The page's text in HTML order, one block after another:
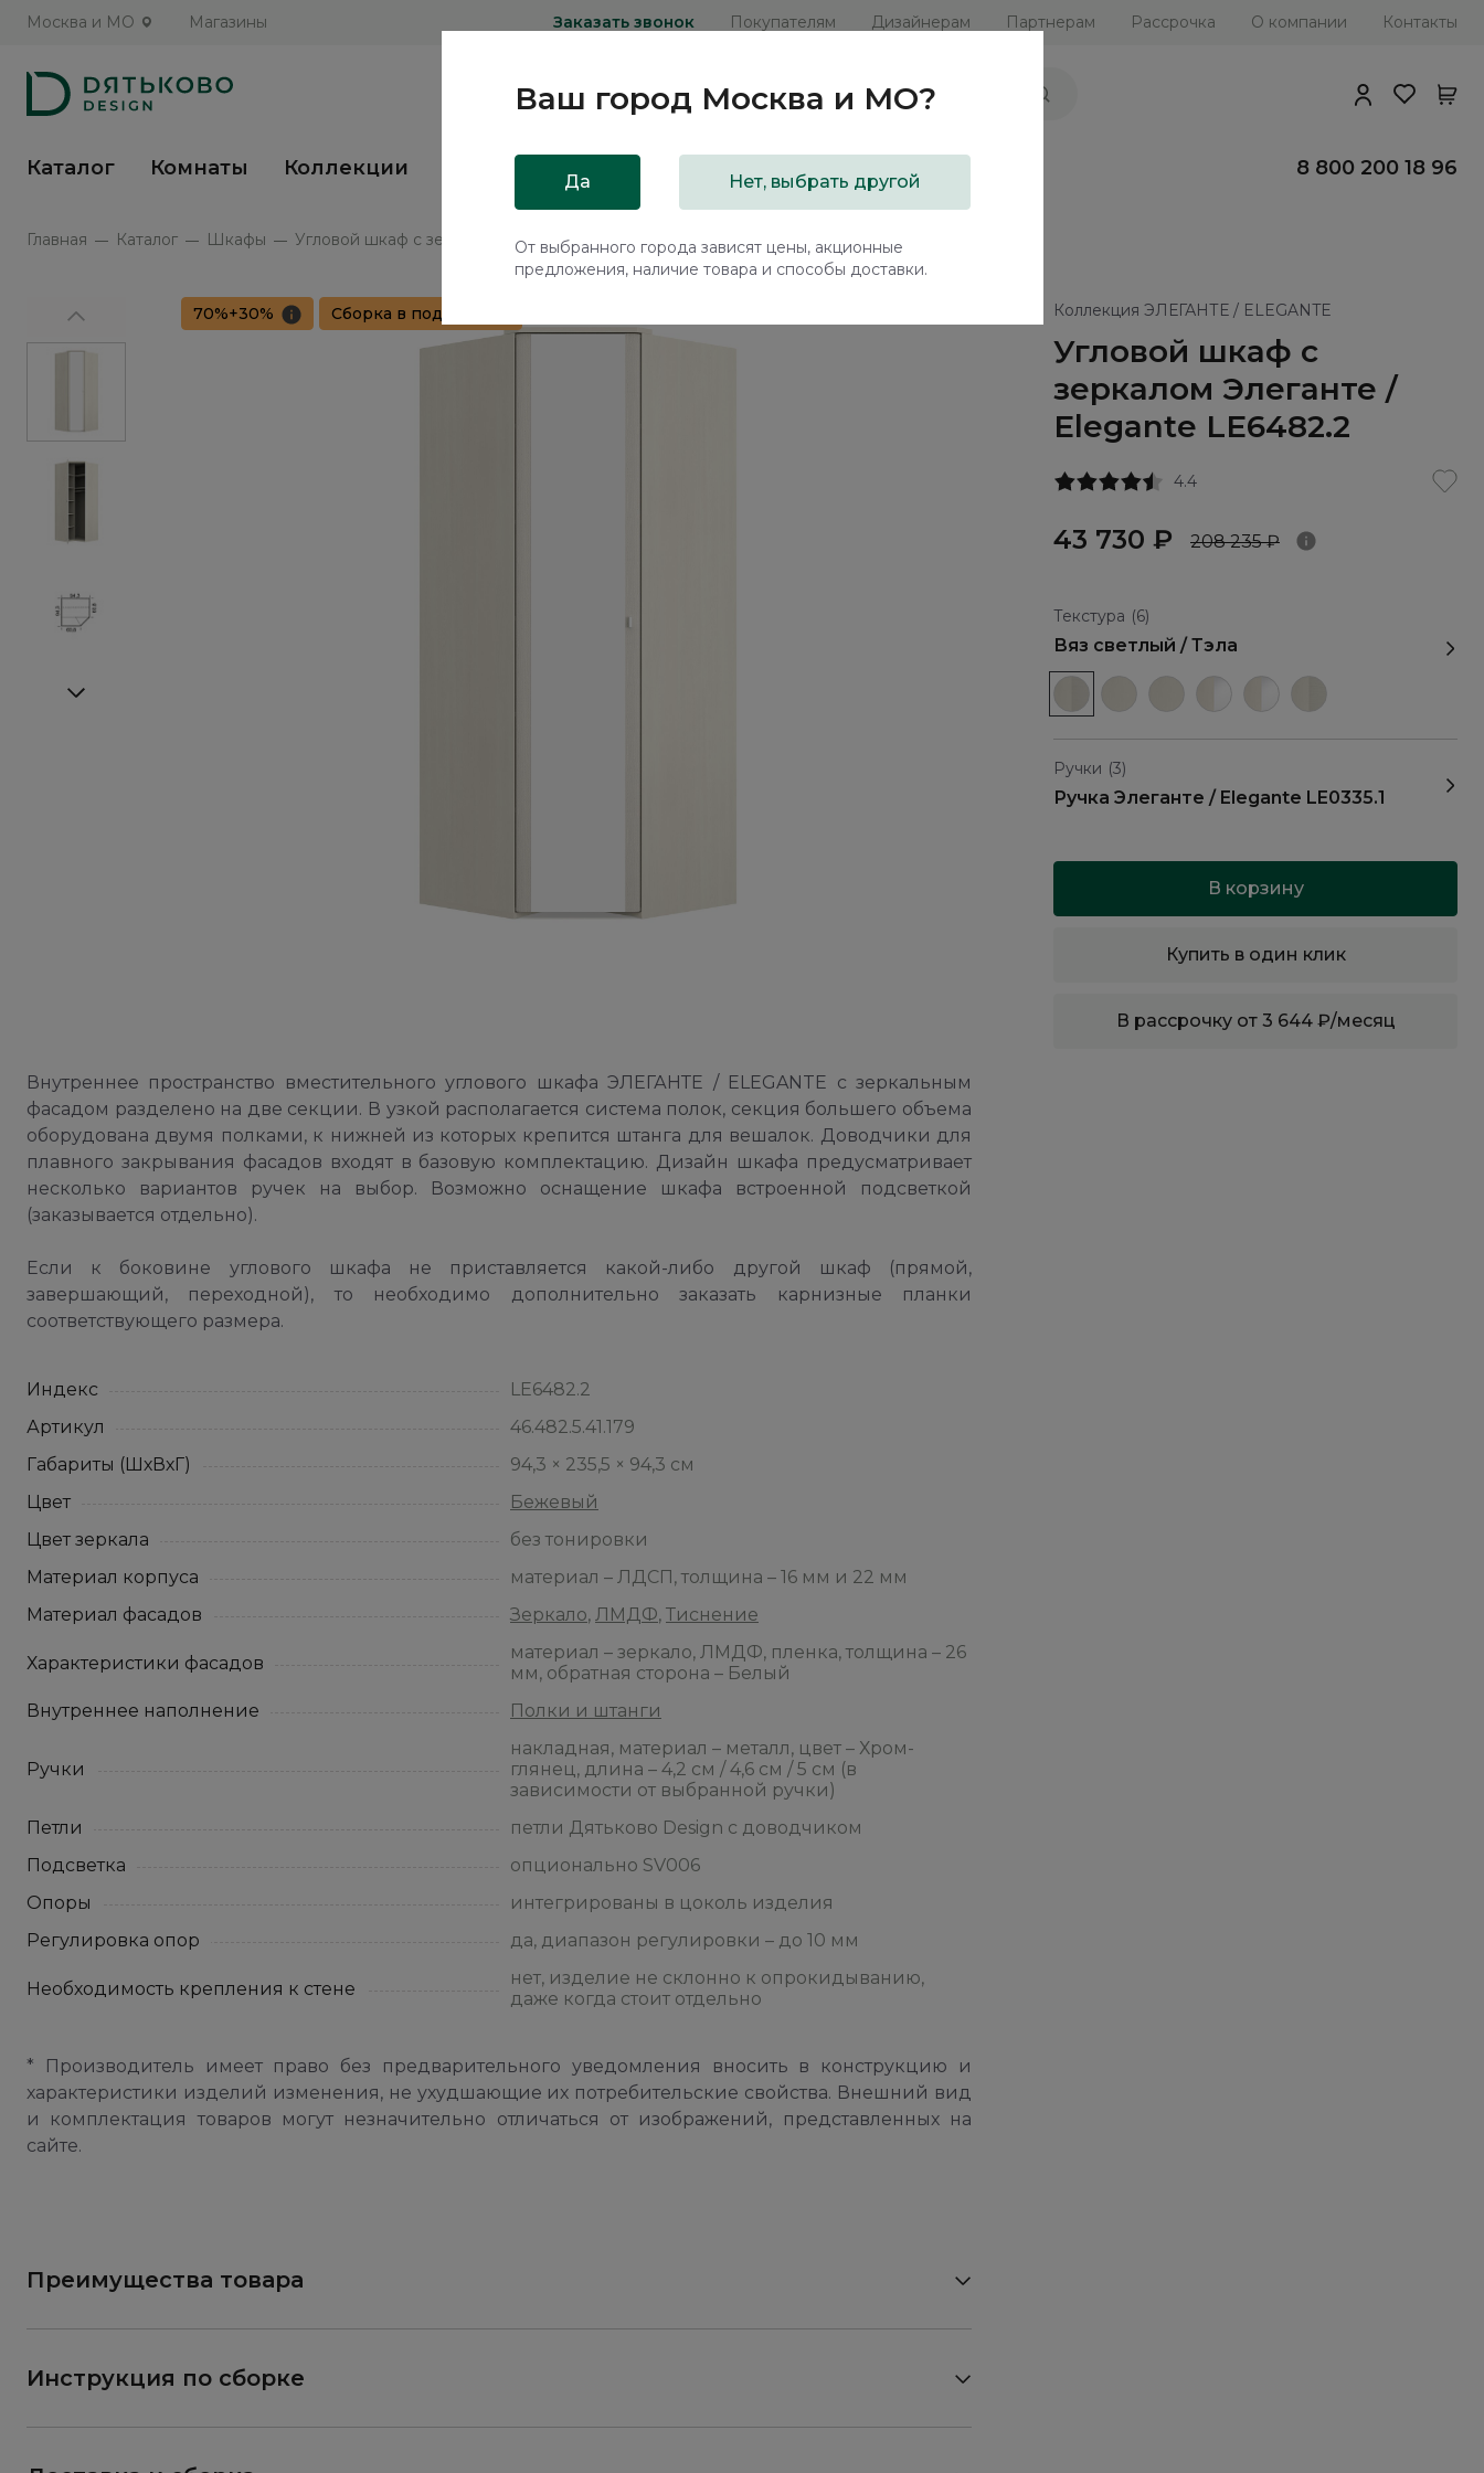
Москва и МО Магазины Заказать звонок Покупателям Дизайнерам Партнерам Рассрочка О компании Контакты
Каталог Комнаты Коллекции Распродажа 8 800 200 18 96
Главная Каталог Шкафы Угловой шкаф с зеркалом Элеганте / Elegante LE6482.2
Коллекция ЭЛЕГАНТЕ / ELEGANTE
Угловой шкаф с
зеркалом Элеганте /
Elegante LE6482.2
4.4
43 730 ₽ 208 235 ₽
Текстура (6)
Вяз светлый / Тэла
Ручки (3)
Ручка Элеганте / Elegante LE0335.1
В корзину
Купить в один клик
В рассрочку от 3 644 ₽/месяц
70%+30% Сборка в подарок
Внутреннее пространство вместительного углового шкафа ЭЛЕГАНТЕ / ELEGANTE с зеркальным
фасадом разделено на две секции. В узкой располагается система полок, секция большего объема
оборудована двумя полками, к нижней из которых крепится штанга для вешалок. Доводчики для
плавного закрывания фасадов входят в базовую комплектацию. Дизайн шкафа предусматривает
несколько вариантов ручек на выбор. Возможно оснащение шкафа встроенной подсветкой
(заказывается отдельно).
Если к боковине углового шкафа не приставляется какой-либо другой шкаф (прямой,
завершающий, переходной), то необходимо дополнительно заказать карнизные планки
соответствующего размера.
Индекс
LE6482.2
Артикул
46.482.5.41.179
Габариты (ШхВхГ)
94,3 × 235,5 × 94,3 см
Цвет
Бежевый
Цвет зеркала
без тонировки
Материал корпуса
материал – ЛДСП, толщина – 16 мм и 22 мм
Материал фасадов
Зеркало, ЛМДФ, Тиснение
Характеристики фасадов
материал – зеркало, ЛМДФ, пленка, толщина – 26
мм, обратная сторона – Белый
Внутреннее наполнение
Полки и штанги
Ручки
накладная, материал – металл, цвет – Хром-
глянец, длина – 4,2 см / 4,6 см / 5 см (в
зависимости от выбранной ручки)
Петли
петли Дятьково Design с доводчиком
Подсветка
опционально SV006
Опоры
интегрированы в цоколь изделия
Регулировка опор
да, диапазон регулировки – до 10 мм
Необходимость крепления к стене
нет, изделие не склонно к опрокидыванию,
даже когда стоит отдельно
* Производитель имеет право без предварительного уведомления вносить в конструкцию и
характеристики изделий изменения, не ухудшающие их потребительские свойства. Внешний вид
и комплектация товаров могут незначительно отличаться от изображений, представленных на
сайте.
Преимущества товара
Инструкция по сборке
Ваш город Москва и МО?
Да Нет, выбрать другой
От выбранного города зависят цены, акционные
предложения, наличие товара и способы доставки.